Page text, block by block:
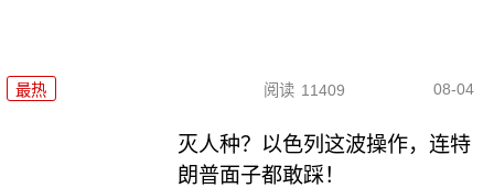
最热 阅读 11409 08-04
灭人种？以色列这波操作，连特
朗普面子都敢踩！